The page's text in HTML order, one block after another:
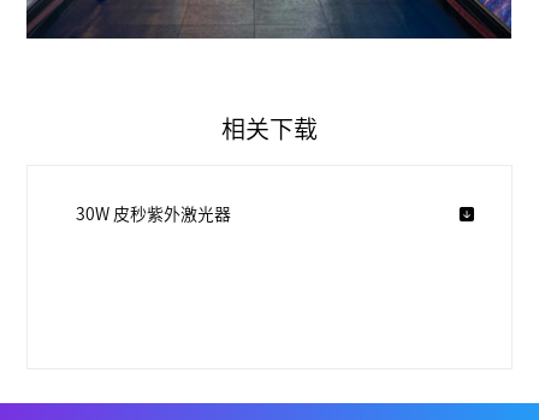
相关下载
30W 皮秒紫外激光器